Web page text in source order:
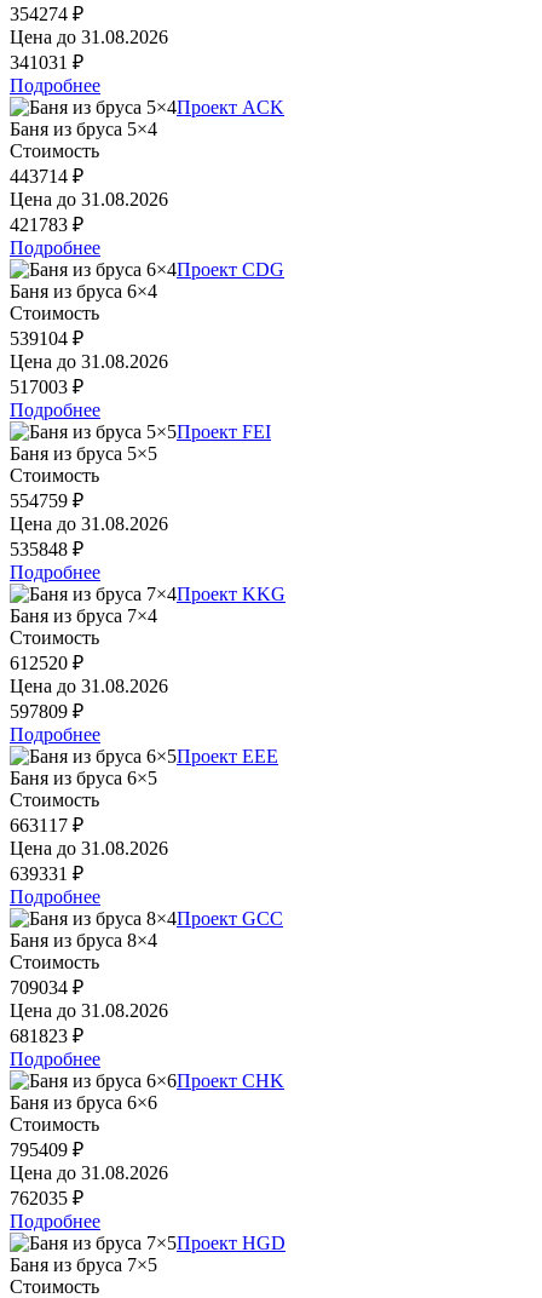
354274 ₽
Цена до 31.08.2026
341031 ₽
Подробнее
Проект ACK
Баня из бруса 5×4
Стоимость
443714 ₽
Цена до 31.08.2026
421783 ₽
Подробнее
Проект CDG
Баня из бруса 6×4
Стоимость
539104 ₽
Цена до 31.08.2026
517003 ₽
Подробнее
Проект FEI
Баня из бруса 5×5
Стоимость
554759 ₽
Цена до 31.08.2026
535848 ₽
Подробнее
Проект KKG
Баня из бруса 7×4
Стоимость
612520 ₽
Цена до 31.08.2026
597809 ₽
Подробнее
Проект EEE
Баня из бруса 6×5
Стоимость
663117 ₽
Цена до 31.08.2026
639331 ₽
Подробнее
Проект GCC
Баня из бруса 8×4
Стоимость
709034 ₽
Цена до 31.08.2026
681823 ₽
Подробнее
Проект CHK
Баня из бруса 6×6
Стоимость
795409 ₽
Цена до 31.08.2026
762035 ₽
Подробнее
Проект HGD
Баня из бруса 7×5
Стоимость